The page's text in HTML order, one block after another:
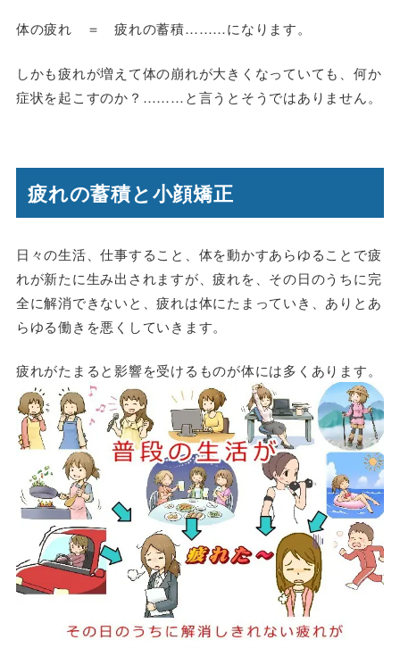
体の疲れ ＝ 疲れの蓄積………になります。
しかも疲れが増えて体の崩れが大きくなっていても、何か
症状を起こすのか？………と言うとそうではありません。
疲れの蓄積と小顔矯正
日々の生活、仕事すること、体を動かすあらゆることで疲
れが新たに生み出されますが、疲れを、その日のうちに完
全に解消できないと、疲れは体にたまっていき、ありとあ
らゆる働きを悪くしていきます。
疲れがたまると影響を受けるものが体には多くあります。